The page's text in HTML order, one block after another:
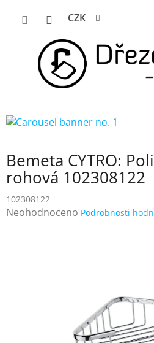
CZK
Bemeta CYTRO:
rohová 102308122
102308122
Průměrné
Neohodnoceno Podrobnosti